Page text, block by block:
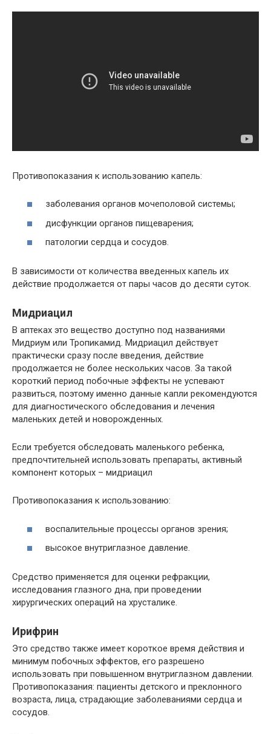
Противопоказания к использованию капель:
заболевания органов мочеполовой системы;
дисфункции органов пищеварения;
патологии сердца и сосудов.
В зависимости от количества введенных капель их
действие продолжается от пары часов до десяти суток.
Мидриацил
В аптеках это вещество доступно под названиями
Мидриум или Тропикамид. Мидриацил действует
практически сразу после введения, действие
продолжается не более нескольких часов. За такой
короткий период побочные эффекты не успевают
развиться, поэтому именно данные капли рекомендуются
для диагностического обследования и лечения
маленьких детей и новорожденных.
Если требуется обследовать маленького ребенка,
предпочтительней использовать препараты, активный
компонент которых – мидриацил
Противопоказания к использованию:
воспалительные процессы органов зрения;
высокое внутриглазное давление.
Средство применяется для оценки рефракции,
исследования глазного дна, при проведении
хирургических операций на хрусталике.
Ирифрин
Это средство также имеет короткое время действия и
минимум побочных эффектов, его разрешено
использовать при повышенном внутриглазном давлении.
Противопоказания: пациенты детского и преклонного
возраста, лица, страдающие заболеваниями сердца и
сосудов.